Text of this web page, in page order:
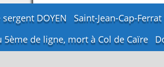
sergent DOYEN Saint-Jean-Cap-
5ème de ligne, mort à Col de Caïre